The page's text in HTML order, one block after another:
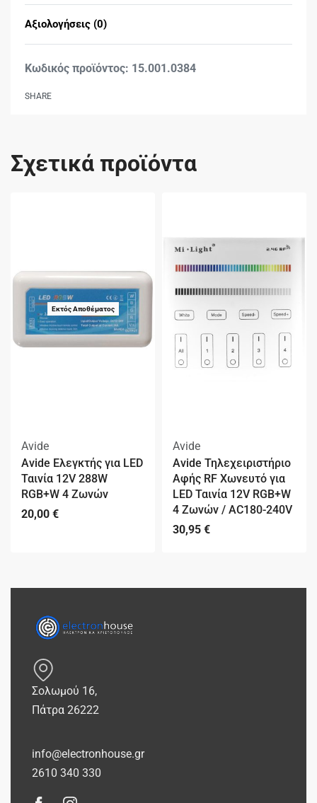
Αξιολογήσεις (0)
15.001.0384
SHARE
Σχετικά προϊόντα
Εκτός Αποθέματος
Avide
Avide Ελεγκτής για LED
Ταινία 12V 288W
RGB+W 4 Ζωνών
20,00 €
Avide
Avide Τηλεχειριστήριο
Αφής RF Χωνευτό για
LED Ταινία 12V RGB+W
4 Ζωνών / AC180-240V
30,95 €
Σολωμού 16,
Πάτρα 26222
info@electronhouse.gr
2610 340 330